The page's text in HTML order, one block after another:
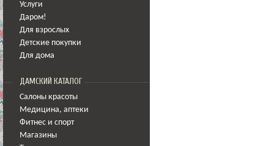
Услуги
Даром!
Для взрослых
Детские покупки
Для дома
ДАМСКИЙ КАТАЛОГ
Салоны красоты
Медицина, аптеки
Фитнес и спорт
Магазины